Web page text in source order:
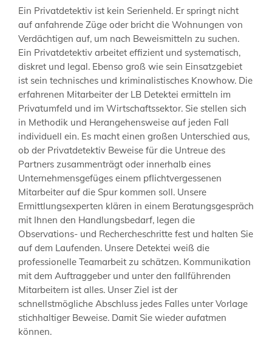
Ein Privatdetektiv ist kein Serienheld. Er springt nicht
auf anfahrende Züge oder bricht die Wohnungen von
Verdächtigen auf, um nach Beweismitteln zu suchen.
Ein Privatdetektiv arbeitet effizient und systematisch,
diskret und legal. Ebenso groß wie sein Einsatzgebiet
ist sein technisches und kriminalistisches Knowhow. Die
erfahrenen Mitarbeiter der LB Detektei ermitteln im
Privatumfeld und im Wirtschaftssektor. Sie stellen sich
in Methodik und Herangehensweise auf jeden Fall
individuell ein. Es macht einen großen Unterschied aus,
ob der Privatdetektiv Beweise für die Untreue des
Partners zusammenträgt oder innerhalb eines
Unternehmensgefüges einem pflichtvergessenen
Mitarbeiter auf die Spur kommen soll. Unsere
Ermittlungsexperten klären in einem Beratungsgespräch
mit Ihnen den Handlungsbedarf, legen die
Observations- und Rechercheschritte fest und halten Sie
auf dem Laufenden. Unsere Detektei weiß die
professionelle Teamarbeit zu schätzen. Kommunikation
mit dem Auftraggeber und unter den fallführenden
Mitarbeitern ist alles. Unser Ziel ist der
schnellstmögliche Abschluss jedes Falles unter Vorlage
stichhaltiger Beweise. Damit Sie wieder aufatmen
können.